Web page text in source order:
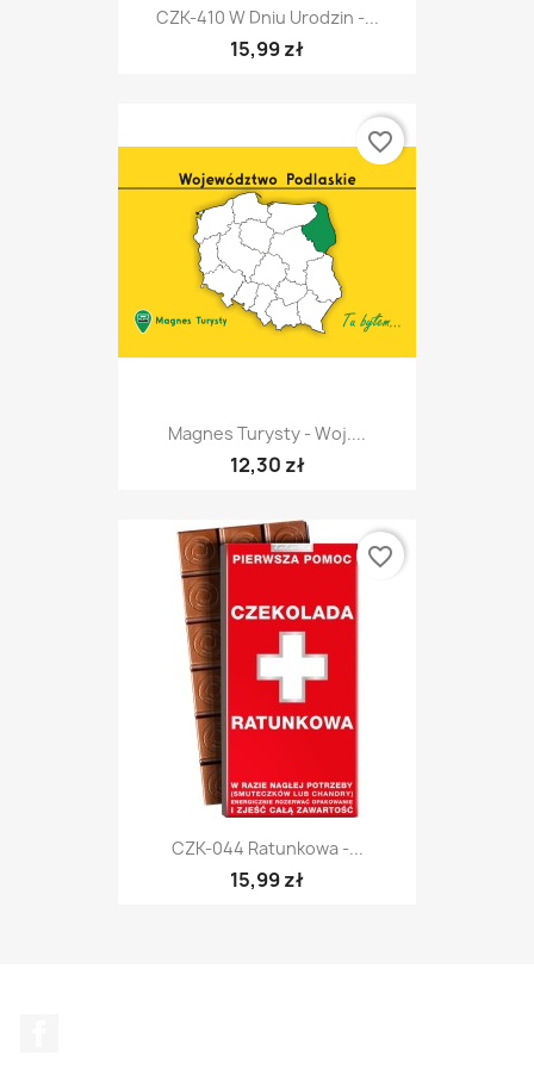
CZK-410 W Dniu Urodzin -...
15,99 zł
Magnes Turysty - Woj....
12,30 zł
favorite_border
CZK-044 Ratunkowa -...
15,99 zł
favorite_border